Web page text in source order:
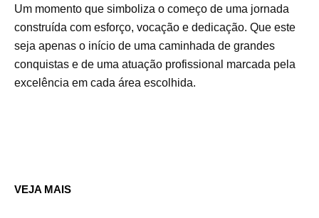
Um momento que simboliza o começo de uma jornada
construída com esforço, vocação e dedicação. Que este
seja apenas o início de uma caminhada de grandes
conquistas e de uma atuação profissional marcada pela
excelência em cada área escolhida.
VEJA MAIS